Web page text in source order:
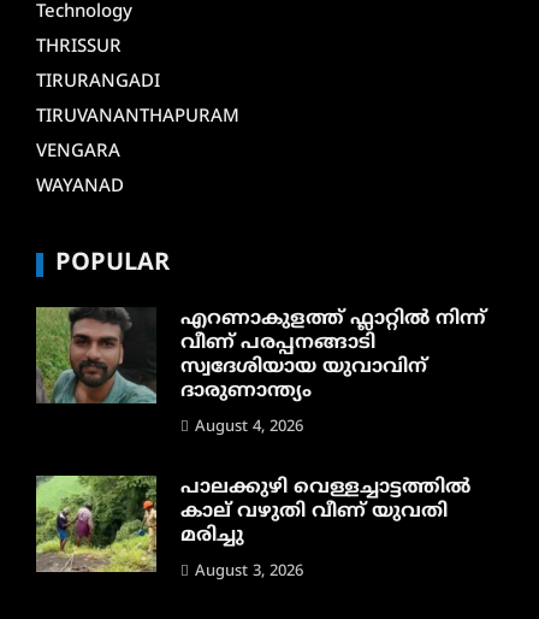
Technology
THRISSUR
TIRURANGADI
TIRUVANANTHAPURAM
VENGARA
WAYANAD
POPULAR
എറണാകുളത്ത് ഫ്ലാറ്റിൽ നിന്ന്
വീണ് പരപ്പനങ്ങാടി
സ്വദേശിയായ യുവാവിന്
ദാരുണാന്ത്യം
August 4, 2026
പാലക്കുഴി വെള്ളച്ചാട്ടത്തില്‍
കാല് വഴുതി വീണ് യുവതി
മരിച്ചു
August 3, 2026